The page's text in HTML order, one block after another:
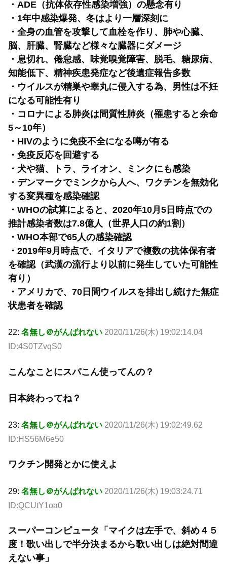
・ADE（抗体依存性感染増強）の懸念有り
・1年中感染爆発、冬はより一層深刻に
・全身の血管を攻撃して血栓を作り、肺や心臓、
脳、肝臓、腎臓など様々な臓器にダメージ
・息切れ、倦怠感、味覚嗅覚障害、脱毛、糖尿病、
知能低下、精神疾患発症など後遺症報告多数
・ウイルスが精巣や睾丸に侵入する為、男性は不妊
になる可能性有り
・コロナによる肺炎は間質性肺炎（罹患すると余命
5～10年）
・HIVのように免疫不全になる噂が有る
・免疫反応を回避する
・犬や猫、トラ、ライオン、ミンクにも感染
・デンマークでミンクから人へ、ワクチンを無効化
する変異種を感染確認
・WHOの試算によると、2020年10月5日時点での
推計感染者数は7.8億人（世界人口の約1割）
・WHO本部で65人の感染確認
・2019年9月時点で、イタリアで複数の抗体保有者
を確認（武漢の流行より以前に発生していた可能性
有り）
・アメリカで、70日間ウイルスを排出し続けた無症
状患者を確認
22: 名無し＠がんばれない 2020/11/26(木) 19:02:14.04
ID:4S0TZvqS0
こんなことにスパこん使ってんの？
日本終わってね？
23: 名無し＠がんばれない 2020/11/26(木) 19:02:49.62
ID:HS56M6e50
ワクチン開発とかに使えよ
29: 名無し＠がんばれない 2020/11/26(木) 19:03:24.71
ID:QCUtY1oa0
スーパーコンピュータ「マイクは左手で、斜め４５
度！歌い出しで半分決まるから歌い出しは絶対間違
えない事」